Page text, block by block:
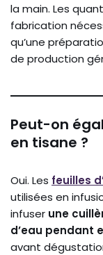
la main. Les
fabrication
qu’une
de production
Peut-on
en tisane ?
Oui. Les feuilles
utilisées en
infuser une
d’eau pendant
avant